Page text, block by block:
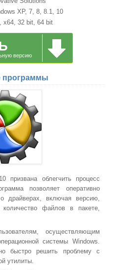
XP, 7, 8, 8.1, 10
x64, 32 bit, 64 bit
версию
программы
призвана облегчить процесс
позволяет оперативно
драйверах, включая версию,
количество файлов в пакете,
осуществляющим
системы Windows.
быстро решить проблему с
утилиты.